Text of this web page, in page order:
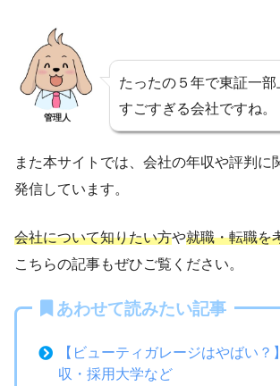
管理人
たったの５年で東証一
すごすぎる会社ですね。
また本サイトでは、会社の年収や評判に
発信しています。
会社について知りたい方や就職・転職を
こちらの記事もぜひご覧ください。
あわせて読みたい記事
【ビューティガレージはやばい？
収・採用大学など